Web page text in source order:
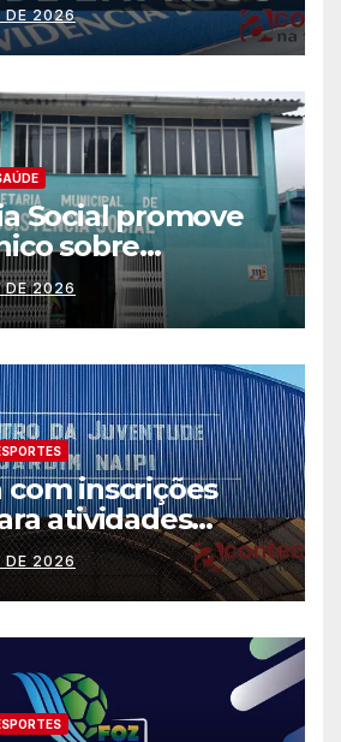
DE 2026
Social promove
sobre
e resposta a
emergência e
pública
DE 2026
com inscrições
atividades
DE 2026